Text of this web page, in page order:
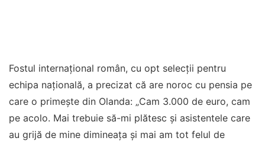
Fostul internaţional român, cu opt selecţii pentru
echipa naţională, a precizat că are noroc cu pensia pe
care o primeşte din Olanda: „Cam 3.000 de euro, cam
pe acolo. Mai trebuie să-mi plătesc și asistentele care
au grijă de mine dimineața și mai am tot felul de